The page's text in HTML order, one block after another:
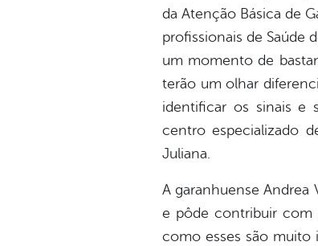
da Atenção Básica de
profissionais de Saúde
um momento de
terão um olhar
identificar os sinais e
centro especializado
Juliana.
A garanhuense Andrea
e pôde contribuir com
como esses são muito